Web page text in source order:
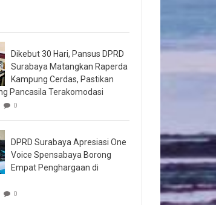
Dikebut 30 Hari, Pansus DPRD
Surabaya Matangkan Raperda
Kampung Cerdas, Pastikan
Pancasila Terakomodasi
0
DPRD Surabaya Apresiasi One
Voice Spensabaya Borong
Empat Penghargaan di
0